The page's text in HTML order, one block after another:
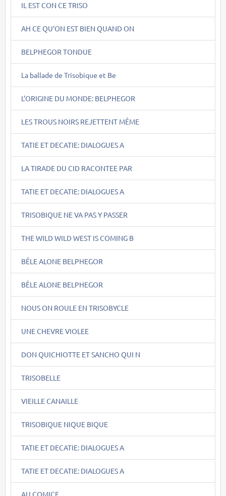
IL EST CON CE TRISO
AH CE QU'ON EST BIEN QUAND ON
BELPHEGOR TONDUE
La ballade de Trisobique et Be
L'ORIGINE DU MONDE: BELPHEGOR
LES TROUS NOIRS REJETTENT MÊME
TATIE ET DECATIE: DIALOGUES A
LA TIRADE DU CID RACONTEE PAR
TATIE ET DECATIE: DIALOGUES A
TRISOBIQUE NE VA PAS Y PASSER
THE WILD WILD WEST IS COMING B
BÊLE ALONE BELPHEGOR
BÊLE ALONE BELPHEGOR
NOUS ON ROULE EN TRISOBYCLE
UNE CHEVRE VIOLEE
DON QUICHIOTTE ET SANCHO QUI N
TRISOBELLE
VIEILLE CANAILLE
TRISOBIQUE NIQUE BIQUE
TATIE ET DECATIE: DIALOGUES A
TATIE ET DECATIE: DIALOGUES A
AU COMICE